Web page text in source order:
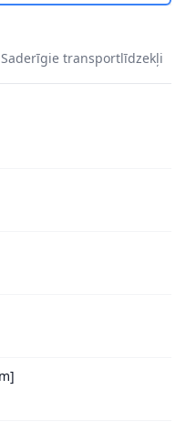
Saderīgie transportlīdzekļi